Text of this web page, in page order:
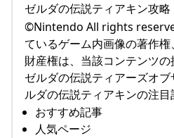
ゼルダの伝説ティアキン攻
©Nintendo All rights
ているゲーム内画像の著作
財産権は、当該コンテンツ
ゼルダの伝説ティアーズオ
ルダの伝説ティアキンの注目
おすすめ記事
人気ページ